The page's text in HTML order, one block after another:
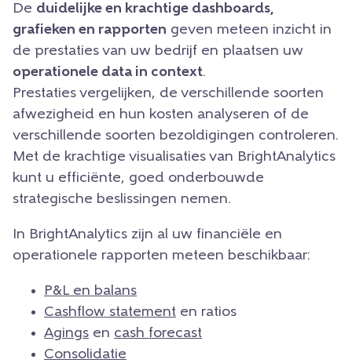
De duidelijke en krachtige dashboards,
grafieken en rapporten geven meteen inzicht in
de prestaties van uw bedrijf en plaatsen uw
operationele data in context.
Prestaties vergelijken, de verschillende soorten
afwezigheid en hun kosten analyseren of de
verschillende soorten bezoldigingen controleren.
Met de krachtige visualisaties van BrightAnalytics
kunt u efficiënte, goed onderbouwde
strategische beslissingen nemen.
In BrightAnalytics zijn al uw financiële en
operationele rapporten meteen beschikbaar:
P&L en balans
Cashflow statement en ratios
Agings en cash forecast
Consolidatie